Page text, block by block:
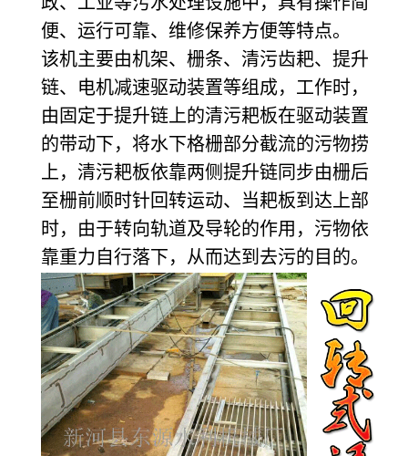
便、运行可靠、维修保养方便等特点。
该机主要由机架、栅条、清污齿耙、提升
链、电机减速驱动装置等组成，工作时，
由固定于提升链上的清污耙板在驱动装置
的带动下，将水下格栅部分截流的污物捞
上，清污耙板依靠两侧提升链同步由栅后
至栅前顺时针回转运动、当耙板到达上部
时，由于转向轨道及导轮的作用，污物依
靠重力自行落下，从而达到去污的目的。